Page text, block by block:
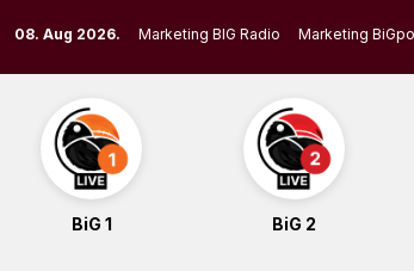
to
content
08. Aug 2026. Marketing BIG Radio Marketing
BiG 1 BiG 2